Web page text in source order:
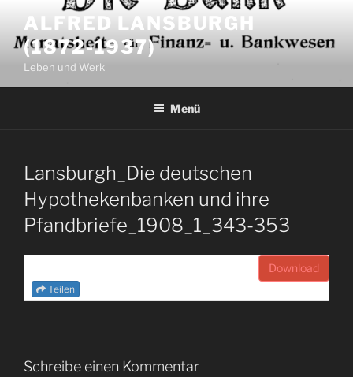
Inhalt
springen
ALFRED LANSBURGH
(1872-1937)
Leben und Werk
Menü
Lansburgh_Die deutschen
Hypothekenbanken und ihre
Pfandbriefe_1908_1_343-353
Download
Teilen
Schreibe einen Kommentar